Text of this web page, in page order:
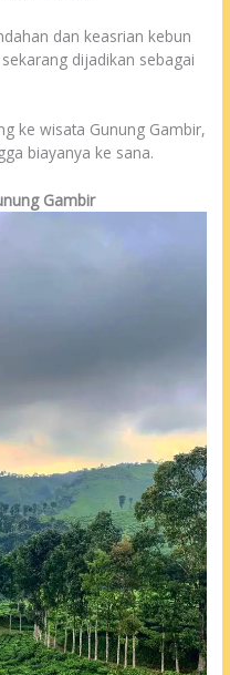
dan keasrian kebun
dijadikan sebagai
ke wisata Gunung Gambir,
biayanya ke sana.
Gambir